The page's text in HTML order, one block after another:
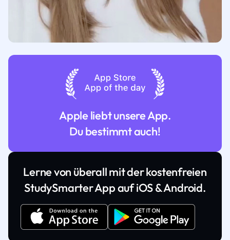
Apple liebt unsere App.
Du bestimmt auch!
Lerne von überall mit der kostenfreien
StudySmarter App auf iOS & Android.